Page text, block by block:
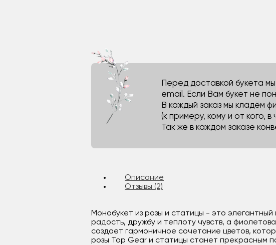
Перед доставкой букета
email. Если Вам букет не
В каждый заказ мы кладём
(к примеру, кому и от кого, в
Так же в каждом заказе
Описание
Отзывы (2)
Монобукет из розы и статицы - это
радость, дружбу и теплоту чувств, а
создает гармоничное сочетание цветов,
розы Top Gear и статицы станет прекрасным